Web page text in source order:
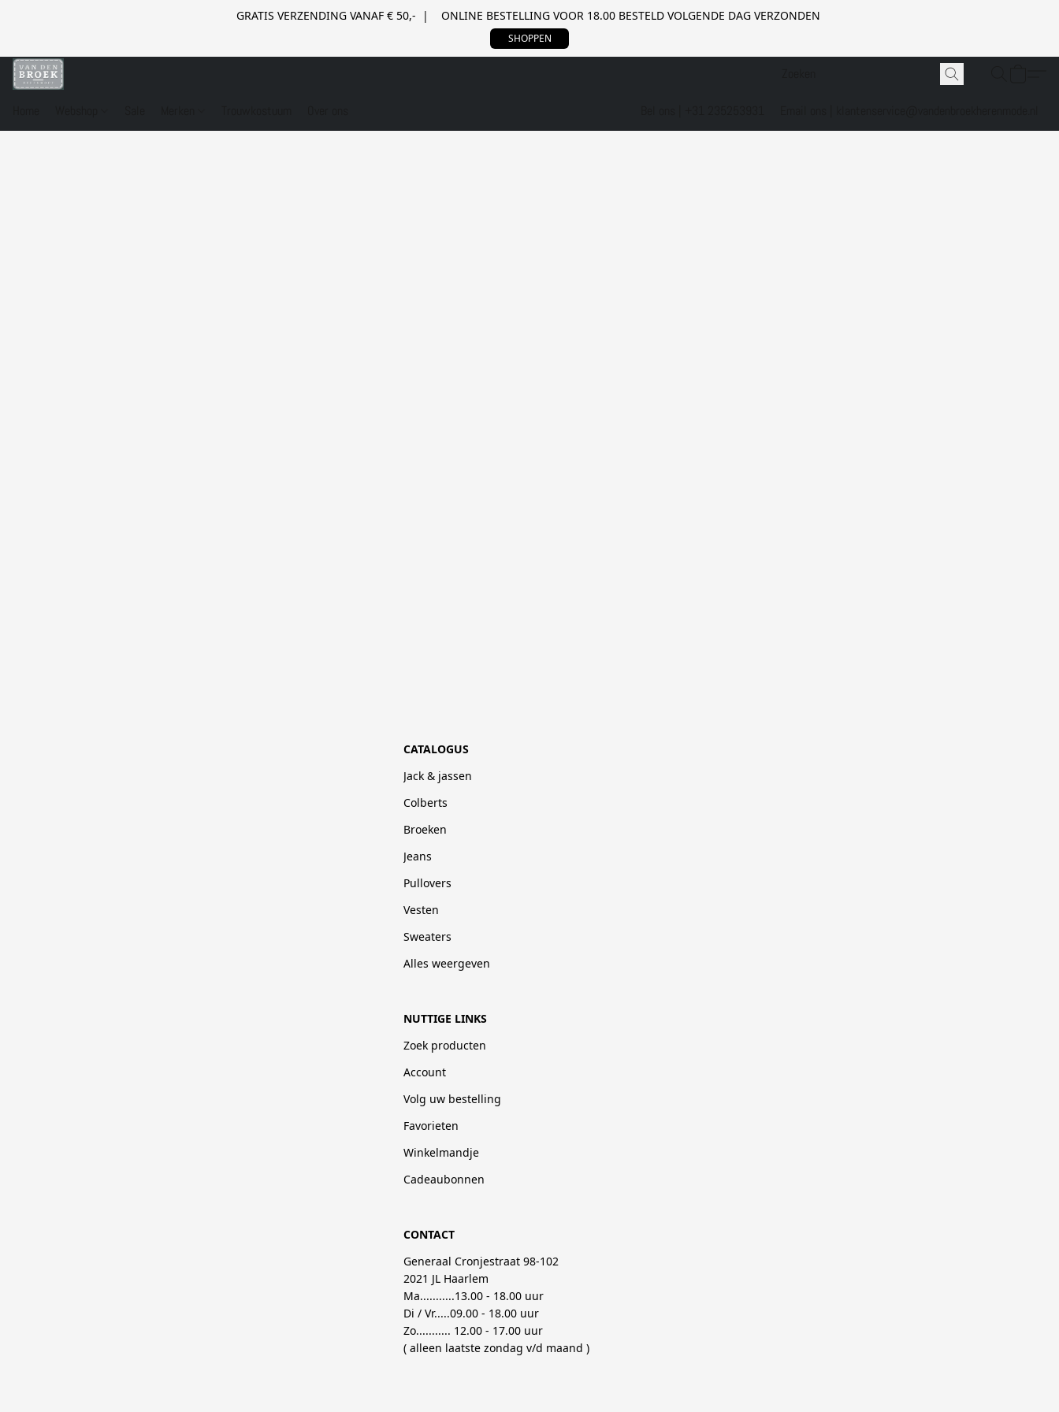
GRATIS VERZENDING VANAF € 50,- | ONLINE BESTELLING VOOR 18.00 BESTELD VOLGENDE DAG VERZONDEN
SHOPPEN
CATALOGUS
Jack & jassen
Colberts
Broeken
Jeans
Pullovers
Vesten
Sweaters
Alles weergeven
NUTTIGE LINKS
Zoek producten
Account
Volg uw bestelling
Favorieten
Winkelmandje
Cadeaubonnen
CONTACT
Generaal Cronjestraat 98-102
2021 JL Haarlem
Ma...........13.00 - 18.00 uur
Di / Vr.....09.00 - 18.00 uur
Zo........... 12.00 - 17.00 uur
( alleen laatste zondag v/d maand )